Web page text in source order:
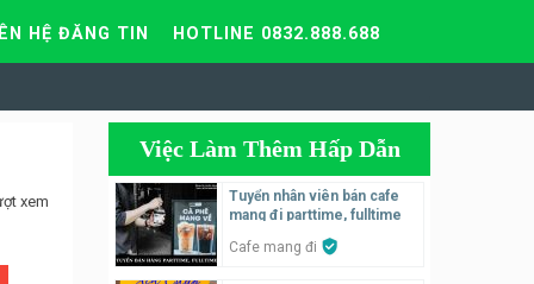
HỆ ĐĂNG TIN HOTLINE 0832.888.688
xem
Việc Làm Thêm Hấp Dẫn
Tuyển nhân viên bán cafe
mang đi parttime, fulltime
Cafe mang đi